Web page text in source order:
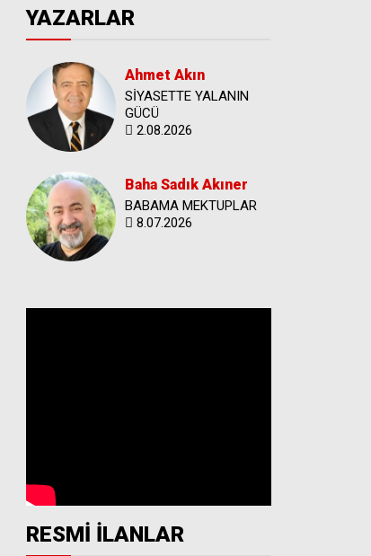
YAZARLAR
Ahmet Akın
SİYASETTE YALANIN
GÜCÜ
2.08.2026
Baha Sadık Akıner
BABAMA MEKTUPLAR
8.07.2026
RESMİ İLANLAR